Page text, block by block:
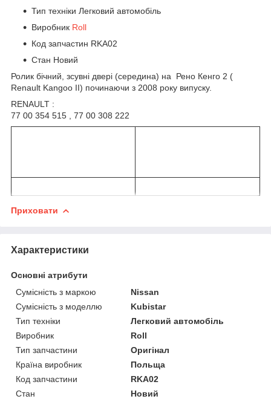
Тип техніки Легковий автомобіль
Виробник Roll
Код запчастин RKA02
Стан Новий
Ролик бічний, зсувні двері (середина) на Рено Кенго 2 (
Renault Kangoo II) починаючи з 2008 року випуску.
RENAULT :
77 00 354 515 , 77 00 308 222
Приховати
Характеристики
Основні атрибути
Сумісність з маркою
Nissan
Сумісність з моделлю
Kubistar
Тип техніки
Легковий автомобіль
Виробник
Roll
Тип запчастини
Оригінал
Країна виробник
Польща
Код запчастини
RKA02
Стан
Новий